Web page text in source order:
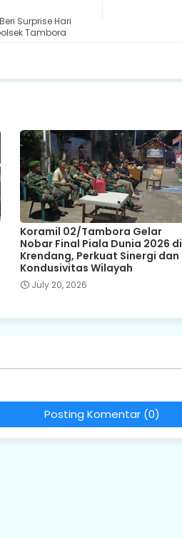
Surprise Hari
Tambora
Koramil 02/Tambora Gelar
Nobar Final Piala Dunia 2026 di
Krendang, Perkuat Sinergi dan
Kondusivitas Wilayah
July 20, 2026
Posting Komentar (0)